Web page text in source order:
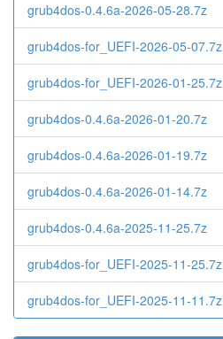
grub4dos-0.4.6a-2026-05-28.7z
grub4dos-for_UEFI-2026-05-07.7z
grub4dos-for_UEFI-2026-01-25.7z
grub4dos-0.4.6a-2026-01-20.7z
grub4dos-0.4.6a-2026-01-19.7z
grub4dos-0.4.6a-2026-01-14.7z
grub4dos-0.4.6a-2025-11-25.7z
grub4dos-for_UEFI-2025-11-25.7z
grub4dos-for_UEFI-2025-11-11.7z